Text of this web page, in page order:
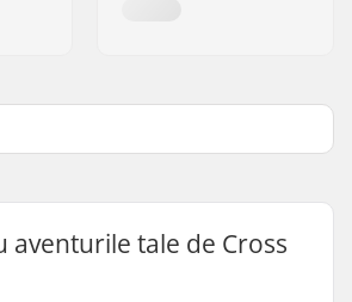
aventurile tale de Cross